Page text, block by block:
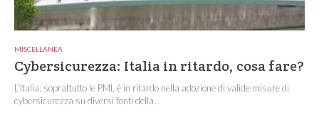
MISCELLANEA
Cybersicurezza: Italia in ritardo, cosa fare?
L’Italia, soprattutto le PMI, è in ritardo nella adozione di valide misure di
cybersicurezza su diversi fonti della...